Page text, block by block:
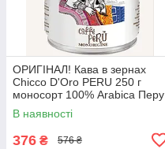
ОРИГІНАЛ! Кава в зернах
Chicco D'Oro PERU 250 г
моносорт 100% Arabica Перу
у металевій банці
(Швейцарія)
В наявності
376 ₴ 576 ₴